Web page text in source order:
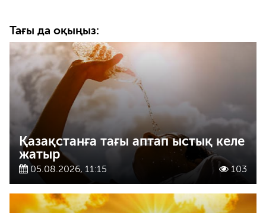
Тағы да оқыңыз:
Қазақстанға тағы аптап ыстық келе
жатыр
05.08.2026, 11:15 103